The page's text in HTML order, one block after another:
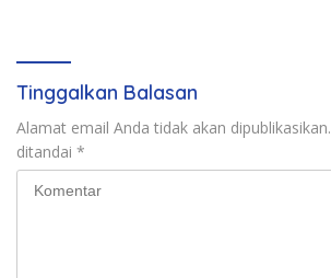
Tinggalkan Balasan
Alamat email Anda tidak akan dipublikasikan.
ditandai *